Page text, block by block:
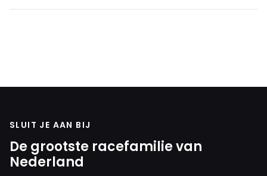
SLUIT JE AAN BIJ
De grootste racefamilie van
Nederland